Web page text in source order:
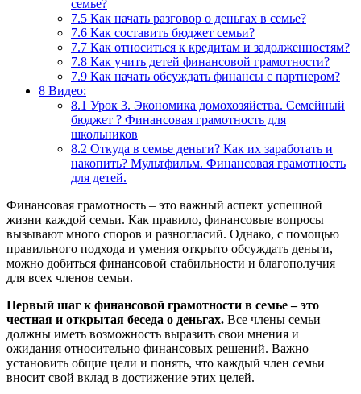
семье?
7.5 Как начать разговор о деньгах в семье?
7.6 Как составить бюджет семьи?
7.7 Как относиться к кредитам и задолженностям?
7.8 Как учить детей финансовой грамотности?
7.9 Как начать обсуждать финансы с партнером?
8 Видео:
8.1 Урок 3. Экономика домохозяйства. Семейный
бюджет ? Финансовая грамотность для
школьников
8.2 Откуда в семье деньги? Как их заработать и
накопить? Мультфильм. Финансовая грамотность
для детей.
Финансовая грамотность – это важный аспект успешной
жизни каждой семьи. Как правило, финансовые вопросы
вызывают много споров и разногласий. Однако, с помощью
правильного подхода и умения открыто обсуждать деньги,
можно добиться финансовой стабильности и благополучия
для всех членов семьи.
Первый шаг к финансовой грамотности в семье – это
честная и открытая беседа о деньгах. Все члены семьи
должны иметь возможность выразить свои мнения и
ожидания относительно финансовых решений. Важно
установить общие цели и понять, что каждый член семьи
вносит свой вклад в достижение этих целей.